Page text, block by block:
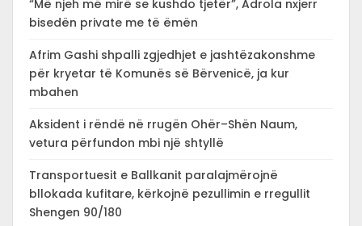
“Më njeh më mirë se kushdo tjetër”, Adrola nxjerr
bisedën private me të ëmën
Afrim Gashi shpalli zgjedhjet e jashtëzakonshme
për kryetar të Komunës së Bërvenicë, ja kur
mbahen
Aksident i rëndë në rrugën Ohër–Shën Naum,
vetura përfundon mbi një shtyllë
Transportuesit e Ballkanit paralajmërojnë
bllokada kufitare, kërkojnë pezullimin e rregullit
Shengen 90/180